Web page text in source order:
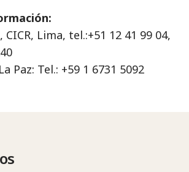
Lima, tel.:+51 12 41 99 04,
Paz: Tel.: +59 1 6731 5092